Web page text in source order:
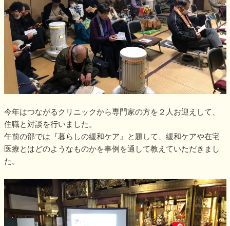
今年はつながるクリニックから専門家の方を２人お迎えして、
住職と対談を行いました。
午前の部では『暮らしの緩和ケア』と題して、緩和ケアや在宅
医療とはどのようなものかを事例を通して教えていただきまし
た。